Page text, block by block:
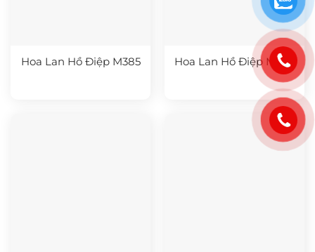
Hoa Lan Hồ Điệp M385 Hoa Lan Hồ Điệp M384